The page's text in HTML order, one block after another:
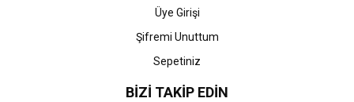
Üye Girişi
Şifremi Unuttum
Sepetiniz
BİZİ TAKİP EDİN